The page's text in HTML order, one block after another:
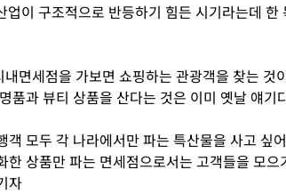
업이 구조적으로 반등하기 힘든 시기라는데 한
면세점을 가보면 쇼핑하는 관광객을 찾는 것
품과 뷰티 상품을 산다는 것은 이미 옛날 얘기
객 모두 각 나라에서만 파는 특산물을 사고 싶
한 상품만 파는 면세점으로서는 고객들을 모으
자